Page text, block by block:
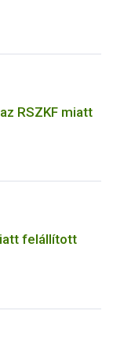
RSZKF miatt
felállított